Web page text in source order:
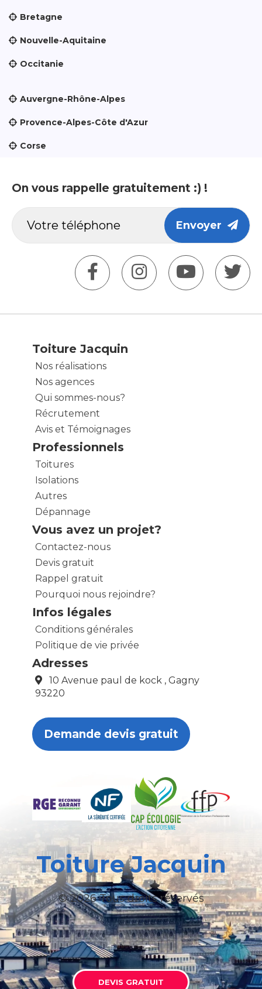
Bretagne
Nouvelle-Aquitaine
Occitanie
Auvergne-Rhône-Alpes
Provence-Alpes-Côte d'Azur
Corse
On vous rappelle gratuitement :) !
Envoyer
Toiture Jacquin
Nos réalisations
Nos agences
Qui sommes-nous?
Récrutement
Avis et Témoignages
Professionnels
Toitures
Isolations
Autres
Dépannage
Vous avez un projet?
Contactez-nous
Devis gratuit
Rappel gratuit
Pourquoi nous rejoindre?
Infos légales
Conditions générales
Politique de vie privée
Adresses
10 Avenue paul de kock , Gagny
93220
Demande devis gratuit
Toiture Jacquin
© 2026 Tous droits réservés
DEVIS GRATUIT